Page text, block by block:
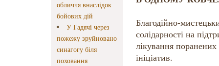
обличчя внаслідок
бойових дій
У Гадячі через
пожежу зруйновано
синагогу біля
поховання
Благодійно-
солідарності на
лікування поранених
ініціатив.